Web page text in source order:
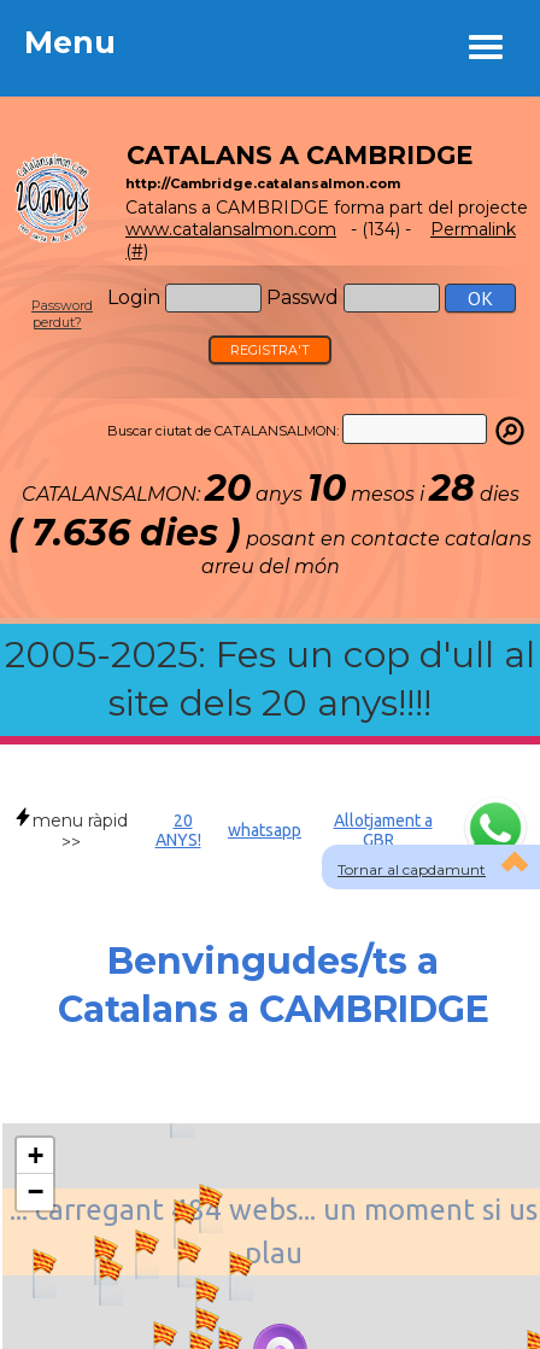
Menu
CATALANS A CAMBRIDGE
http://Cambridge.catalansalmon.com
Catalans a CAMBRIDGE forma part del projecte
www.catalansalmon.com - (134) - Permalink
(#)
Login Passwd
Password
perdut?
REGISTRA'T
Buscar ciutat de CATALANSALMON:
CATALANSALMON:20anys 10mesos i28 dies
( 7.636 dies ) posant en contacte catalans
arreu del món
2005-2025: Fes un cop d'ull al
site dels 20 anys!!!!
Menu
Tornar al capdamunt
menu ràpid
>>
20
ANYS!
whatsapp
Allotjament a
GBR
Benvingudes/ts a
Catalans a CAMBRIDGE
... carregant 484 webs... un moment si us
plau
+
−